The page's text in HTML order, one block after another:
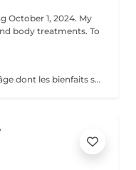
October 1, 2024. My
body treatments. To
La cryothérapie propose un effet antiâge dont les bienfaits sont particulièrement tangibles: Raffermissement des tissus Réduction des rides Effacement du double menton